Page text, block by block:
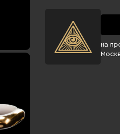
на